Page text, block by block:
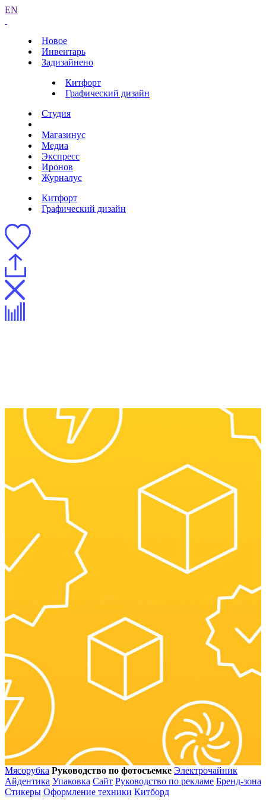
EN
Новое
Инвентарь
Задизайнено
Китфорт
Графический дизайн
Студия
Магазинус
Медиа
Экспресс
Иронов
Журналус
Китфорт
Графический дизайн
Мясорубка Руководство по фотосъемке Электрочайник
Айдентика Упаковка Сайт Руководство по рекламе Бренд-зона
Стикеры Оформление техники Китборд